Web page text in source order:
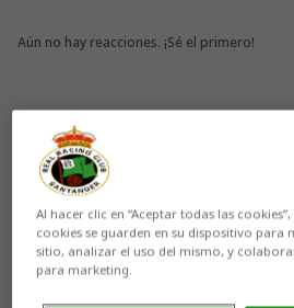
Aún no hay reacciones. ¡Sé el primero!
Al hacer clic en “Aceptar todas las
cookies se guarden en su dispositivo para
sitio, analizar el uso del mismo, y
para marketing.